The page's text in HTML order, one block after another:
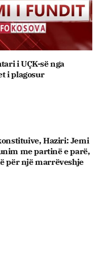
i UÇK-së nga
i plagosur
​Haziri: Jemi
me partinë e parë,
për një marrëveshje